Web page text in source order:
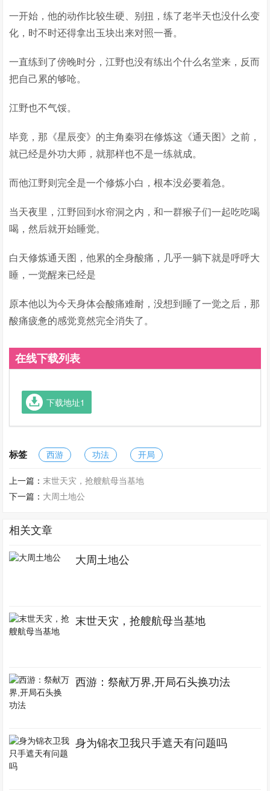
一开始，他的动作比较生硬、别扭，练了老半天也没什么变
化，时不时还得拿出玉块出来对照一番。
一直练到了傍晚时分，江野也没有练出个什么名堂来，反而
把自己累的够呛。
江野也不气馁。
毕竟，那《星辰变》的主角秦羽在修炼这《通天图》之前，
就已经是外功大师，就那样也不是一练就成。
而他江野则完全是一个修炼小白，根本没必要着急。
当天夜里，江野回到水帘洞之内，和一群猴子们一起吃吃喝
喝，然后就开始睡觉。
白天修炼通天图，他累的全身酸痛，几乎一躺下就是呼呼大
睡，一觉醒来已经是
原本他以为今天身体会酸痛难耐，没想到睡了一觉之后，那
酸痛疲惫的感觉竟然完全消失了。
在线下载列表
下载地址1
标签 西游 功法 开局
上一篇： 末世天灾，抢艘航母当基地
下一篇： 大周土地公
相关文章
大周土地公
末世天灾，抢艘航母当基地
西游：祭献万界,开局石头换功法
身为锦衣卫我只手遮天有问题吗